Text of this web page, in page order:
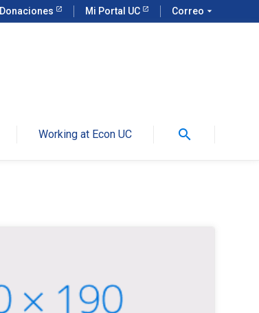
Donaciones Mi Portal UC Correo arrow_drop_down
Working at Econ UC search